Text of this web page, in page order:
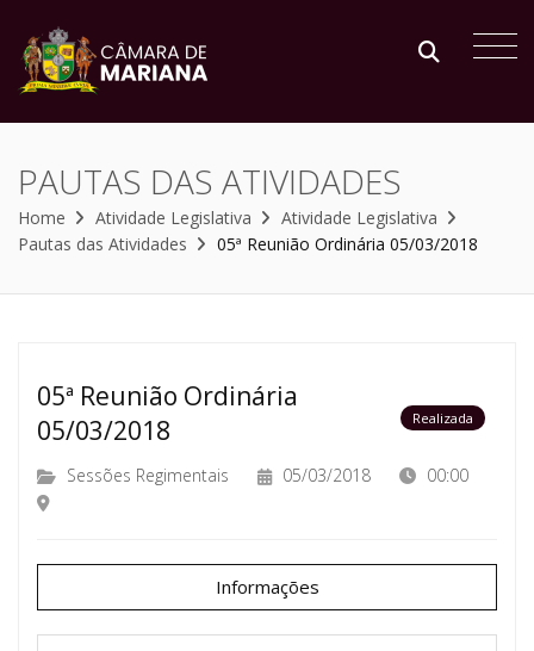
PAUTAS DAS ATIVIDADES
Home Atividade Legislativa
Atividade Legislativa
Pautas das Atividades
05ª Reunião Ordinária 05/03/2018
05ª Reunião Ordinária
05/03/2018
Realizada
Sessões Regimentais 05/03/2018 00:00
Informações